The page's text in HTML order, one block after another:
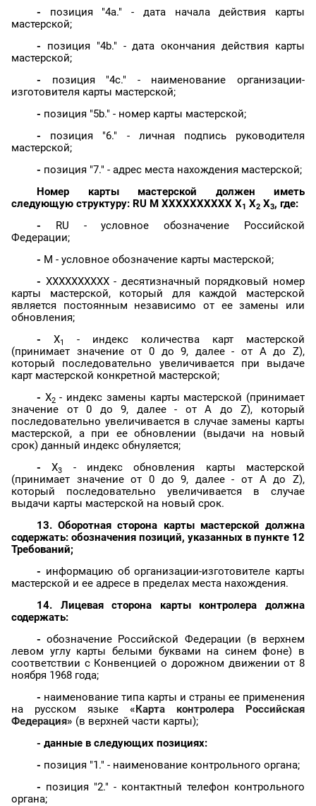
- позиция "4a." - дата начала действия карты
мастерской;
- позиция "4b." - дата окончания действия карты
мастерской;
- позиция "4c." - наименование организации-
изготовителя карты мастерской;
- позиция "5b." - номер карты мастерской;
- позиция "6." - личная подпись руководителя
мастерской;
- позиция "7." - адрес места нахождения мастерской;
Номер карты мастерской должен иметь
следующую структуру: RU M XXXXXXXXXX X1 X2 X3, где:
- RU - условное обозначение Российской
Федерации;
- M - условное обозначение карты мастерской;
- XXXXXXXXXX - десятизначный порядковый номер
карты мастерской, который для каждой мастерской
является постоянным независимо от ее замены или
обновления;
- X1
- индекс количества карт мастерской
(принимает значение от 0 до 9, далее - от A до Z),
который последовательно увеличивается при выдаче
карт мастерской конкретной мастерской;
- X2- индекс замены карты мастерской (принимает
значение от 0 до 9, далее - от A до Z), который
последовательно увеличивается в случае замены карты
мастерской, а при ее обновлении (выдачи на новый
срок) данный индекс обнуляется;
-X3
- индекс обновления карты мастерской
(принимает значение от 0 до 9, далее - от A до Z),
который последовательно увеличивается в случае
выдачи карты мастерской на новый срок.
13. Оборотная сторона карты мастерской должна
содержать: обозначения позиций, указанных в пункте 12
Требований;
- информацию об организации-изготовителе карты
мастерской и ее адресе в пределах места нахождения.
14. Лицевая сторона карты контролера должна
содержать:
-обозначение Российской Федерации (в верхнем
левом углу карты белыми буквами на синем фоне) в
соответствии с Конвенцией о дорожном движении от 8
ноября 1968 года;
- наименование типа карты и страны ее применения
на русском языке «Карта контролера Российская
Федерация» (в верхней части карты);
- данные в следующих позициях:
- позиция "1." - наименование контрольного органа;
- позиция "2." - контактный телефон контрольного
органа;